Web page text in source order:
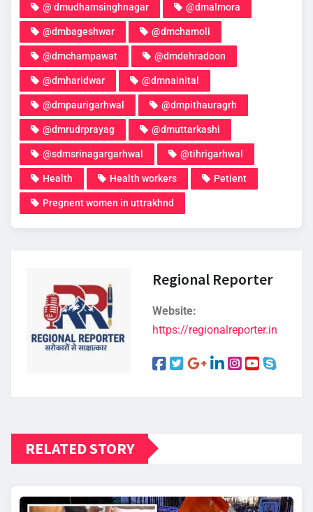
@ dmudhamsinghnagar @dmalmora
@dmbageshwar @dmchamoli
@dmchampawat @dmdehradoon
@dmharidwar @dmnainital
@dmpaurigarhwal @dmpithauragrh
@dmrudrprayag @dmuttarkashi
@sdmsrinagargarhwal @tihrigarhwal
Health Health workers Petient
Pregnent women in uttrakhnd
Regional Reporter
Website:
https://regionalreporter.in
RELATED STORY